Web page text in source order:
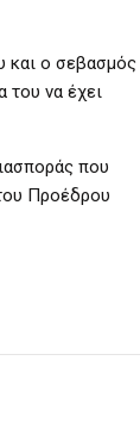
και ο σεβασμός
του να έχει
που
Προέδρου